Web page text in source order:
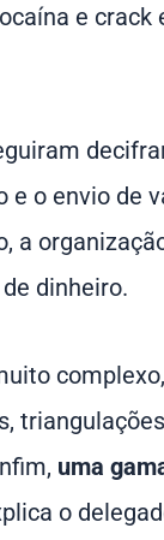
e crack
e o envio de
a
dinheiro.
uma
o